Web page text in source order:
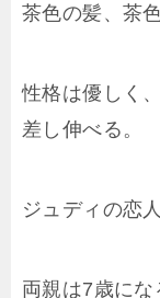
茶色の髪、茶
性格は優しく
差し伸べる。
ジュディの恋人
両親は7歳にな